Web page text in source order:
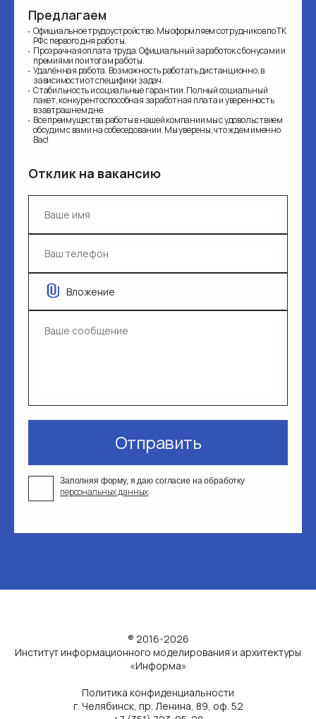
Предлагаем
Официальное трудоустройство. Мы оформляем сотрудников по ТК
РФ с первого дня работы.
Прозрачная оплата труда. Официальный заработок с бонусами и
премиями по итогам работы.
Удалённая работа. Возможность работать дистанционно, в
зависимости от специфики задач.
Стабильность и социальные гарантии. Полный социальный
пакет, конкурентоспособная заработная плата и уверенность
взавтрашнем дне.
Все преимущества работы в нашей компании мы с удовольствием
обсудим с вами на собеседовании. Мы уверены, что ждем именно
Вас!
Отклик на вакансию
Вложение
Отправить
Заполняя форму, я даю согласие на обработку
персональных данных
® 2016-2026
Институт информационного моделирования и архитектуры
«Информа»
Политика конфиденциальности
г. Челябинск, пр. Ленина, 89, оф. 52